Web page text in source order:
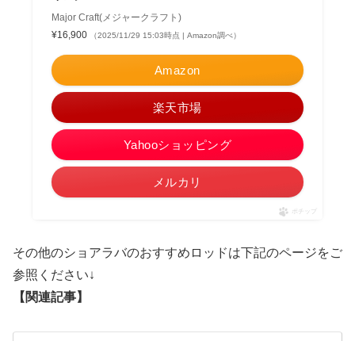
Major Craft(メジャークラフト)
¥16,900
（2025/11/29 15:03時点 | Amazon調べ）
Amazon
楽天市場
Yahooショッピング
メルカリ
ポチップ
その他のショアラバのおすすめロッドは下記のページをご
参照ください↓
【関連記事】